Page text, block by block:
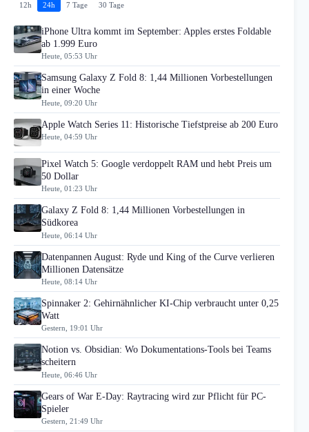
12h 24h 7 Tage 30 Tage
iPhone Ultra kommt im September: Apples erstes Foldable
ab 1.999 Euro
Heute, 05:53 Uhr
Samsung Galaxy Z Fold 8: 1,44 Millionen Vorbestellungen
in einer Woche
Heute, 09:20 Uhr
Apple Watch Series 11: Historische Tiefstpreise ab 200 Euro
Heute, 04:59 Uhr
Pixel Watch 5: Google verdoppelt RAM und hebt Preis um
50 Dollar
Heute, 01:23 Uhr
Galaxy Z Fold 8: 1,44 Millionen Vorbestellungen in
Südkorea
Heute, 06:14 Uhr
Datenpannen August: Ryde und King of the Curve verlieren
Millionen Datensätze
Heute, 08:14 Uhr
Spinnaker 2: Gehirnähnlicher KI-Chip verbraucht unter 0,25
Watt
Gestern, 19:01 Uhr
Notion vs. Obsidian: Wo Dokumentations-Tools bei Teams
scheitern
Heute, 06:46 Uhr
Gears of War E-Day: Raytracing wird zur Pflicht für PC-
Spieler
Gestern, 21:49 Uhr